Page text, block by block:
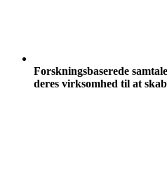
Forskningsbaserede
deres virksomhed til at